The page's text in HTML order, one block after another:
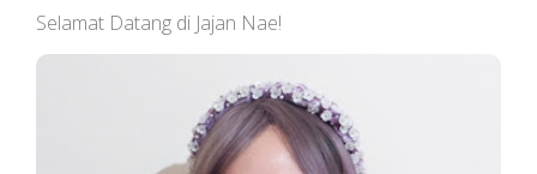
Selamat Datang di Jajan Nae!